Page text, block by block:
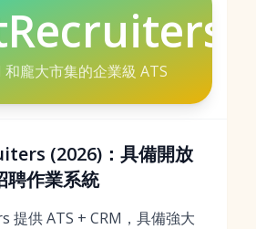
和龐大市集的企業級 ATS
(2026)：具備開放
聘作業系統
提供 ATS + CRM，具備強大